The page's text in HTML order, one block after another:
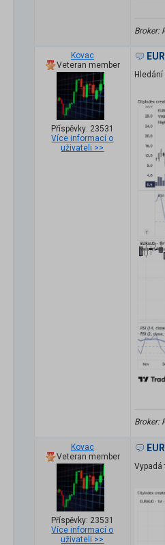
Broker:
Kovac
Veteran member
Příspěvky: 23531
Více informací o
uživateli >>
Broker:
Kovac
Veteran member
Příspěvky: 23531
Více informací o
uživateli >>
Vypadá